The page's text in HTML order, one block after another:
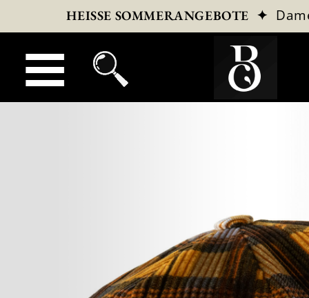
HEISSE SOMMERANGEBOTE ✦